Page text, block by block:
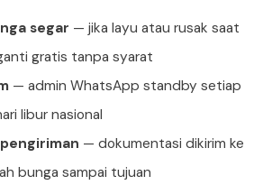
segar — jika layu atau rusak saat
gratis tanpa syarat
— admin WhatsApp standby setiap
libur nasional
— dokumentasi dikirim ke
bunga sampai tujuan